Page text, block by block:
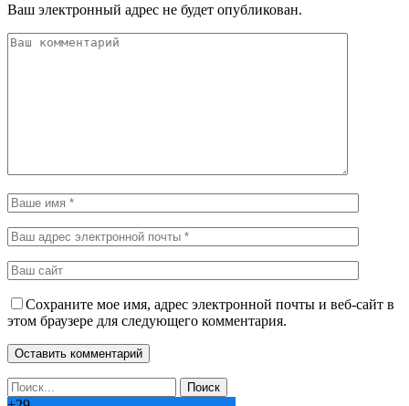
Ваш электронный адрес не будет опубликован.
Сохраните мое имя, адрес электронной почты и веб-сайт в
этом браузере для следующего комментария.